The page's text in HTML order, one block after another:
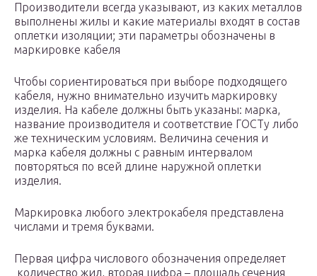
Производители всегда указывают, из каких металлов
выполнены жилы и какие материалы входят в состав
оплетки изоляции; эти параметры обозначены в
маркировке кабеля
Чтобы сориентироваться при выборе подходящего
кабеля, нужно внимательно изучить маркировку
изделия. На кабеле должны быть указаны: марка,
название производителя и соответствие ГОСТу либо
же техническим условиям. Величина сечения и
марка кабеля должны с равным интервалом
повторяться по всей длине наружной оплетки
изделия.
Маркировка любого электрокабеля представлена
числами и тремя буквами.
Первая цифра числового обозначения определяет
количество жил, вторая цифра – площадь сечения